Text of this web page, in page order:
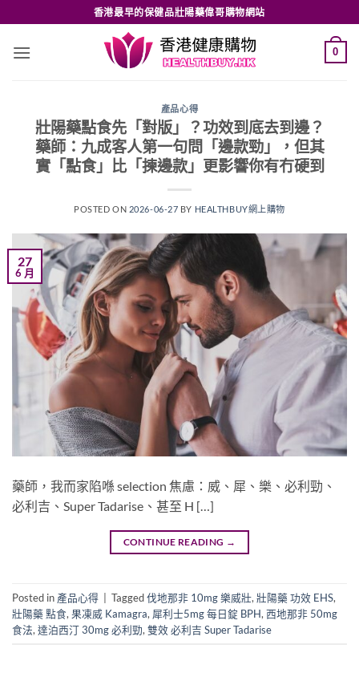
to
content
香港最早的保健品壯陽藥偉哥購物網站
0
產品心得
壯陽藥點食先「對版」？功效到底去到邊？
藥師：九成客人第一句問「邊款勁」，但其
實「點食」比「揀邊款」更影響你有冇硬到
POSTED ON 2026-06-27 BY HEALTHBUY網上購物
27
6 月
藥師，我而家陷喺 selection 焦慮：威、犀、樂、必利勁、
必利吉、Super Tadarise、甚至 H […]
CONTINUE READING →
Posted in 產品心得 Tagged伐地那非 10mg 樂威壯, 壯陽藥 功效 EHS,
壯陽藥 點食, 果凍威 Kamagra, 犀利士5mg 每日錠 BPH, 西地那非 50mg
食法, 達泊西汀 30mg 必利勁, 雙效 必利吉 Super Tadarise